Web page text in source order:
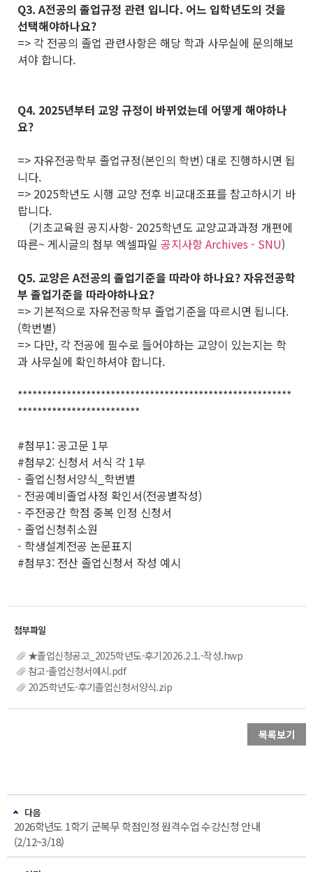
Q3. A전공의 졸업규정 관련 입니다. 어느 입학년도의 것을
선택해야하나요?
=> 각 전공의 졸업 관련사항은 해당 학과 사무실에 문의해보
셔야 합니다.
Q4. 2025년부터 교양 규정이 바뀌었는데 어떻게 해야하나
요?
=> 자유전공학부 졸업규정(본인의 학번) 대로 진행하시면 됩
니다.
=> 2025학년도 시행 교양 전후 비교대조표를 참고하시기 바
랍니다.
(기초교육원 공지사항- 2025학년도 교양교과과정 개편에
따른~ 게시글의 첨부 엑셀파일 공지사항 Archives - SNU)
Q5. 교양은 A전공의 졸업기준을 따라야 하나요? 자유전공학
부 졸업기준을 따라야하나요?
=> 기본적으로 자유전공학부 졸업기준을 따르시면 됩니다.
(학번별)
=> 다만, 각 전공에 필수로 들어야하는 교양이 있는지는 학
과 사무실에 확인하셔야 합니다.
********************************************************
*************************
#첨부1: 공고문 1부
#첨부2: 신청서 서식 각 1부
- 졸업신청서양식_학번별
- 전공예비졸업사정 확인서(전공별작성)
- 주전공간 학점 중복 인정 신청서
- 졸업신청취소원
- 학생설계전공 논문표지
#첨부3: 전산 졸업신청서 작성 예시
★졸업신청공고_2025학년도-후기2026.2.1.-작성.hwp
참고-졸업신청서예시.pdf
2025학년도-후기졸업신청서양식.zip
목록보기
다음
2026학년도 1학기 군복무 학점인정 원격수업 수강신청 안내
(2/12~3/18)